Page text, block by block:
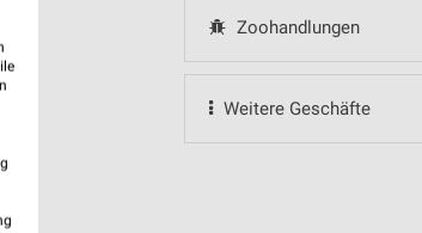
Zoohandlungen
Weitere Geschäfte